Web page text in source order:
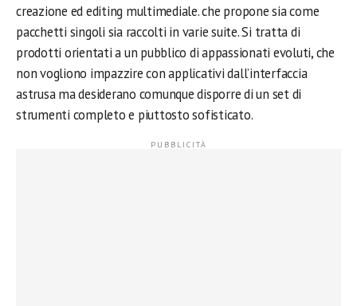
creazione ed editing multimediale. che propone sia come
pacchetti singoli sia raccolti in varie suite. Si tratta di
prodotti orientati a un pubblico di appassionati evoluti, che
non vogliono impazzire con applicativi dall’interfaccia
astrusa ma desiderano comunque disporre di un set di
strumenti completo e piuttosto sofisticato.